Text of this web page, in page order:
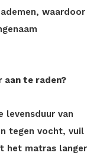
waardoor
aan te raden?
levensduur van
tegen vocht, vuil
het matras langer